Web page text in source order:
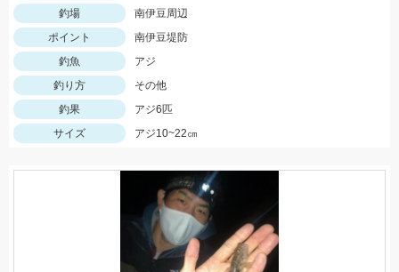
釣場
南伊豆周辺
ポイント
南伊豆堤防
釣魚
アジ
釣り方
その他
釣果
アジ6匹
サイズ
アジ10~22㎝